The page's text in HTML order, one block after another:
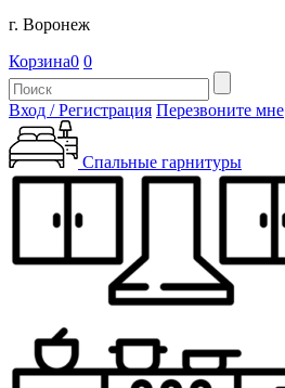
г. Воронеж
Корзина0 0
Вход / Регистрация Перезвоните мне
Спальные гарнитуры